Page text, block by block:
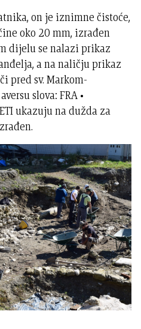
on je iznimne čistoće,
oko 20 mm, izrađen
dijelu se nalazi prikaz
a na naličju prikaz
pred sv. Markom-
slova: FRA •
ukazuju na dužda za